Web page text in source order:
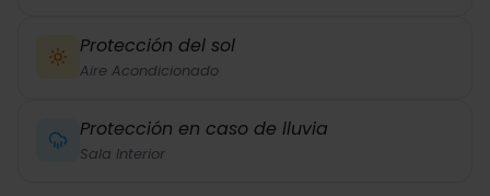
Protección del sol
Aire Acondicionado
Protección en caso de lluvia
Sala Interior